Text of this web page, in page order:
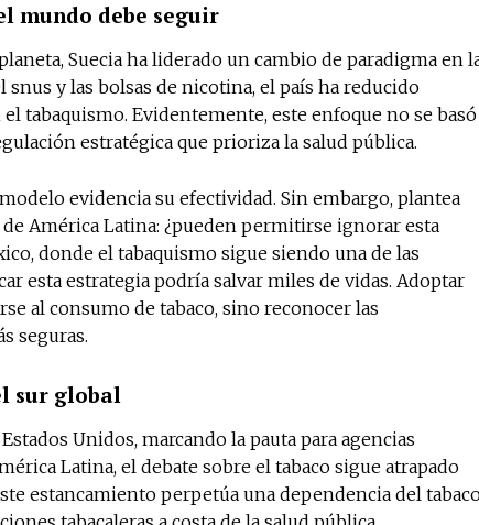
mundo debe seguir
Suecia ha liderado un cambio de paradigma en
snus y las bolsas de nicotina, el país ha reducido
tabaquismo. Evidentemente, este enfoque no se basó
estratégica que prioriza la salud pública.
evidencia su efectividad. Sin embargo, plantea
América Latina: ¿pueden permitirse ignorar esta
donde el tabaquismo sigue siendo una de las
esta estrategia podría salvar miles de vidas. Adoptar
al consumo de tabaco, sino reconocer las
seguras.
sur global
Unidos, marcando la pauta para agencias
Latina, el debate sobre el tabaco sigue atrapado
estancamiento perpetúa una dependencia del